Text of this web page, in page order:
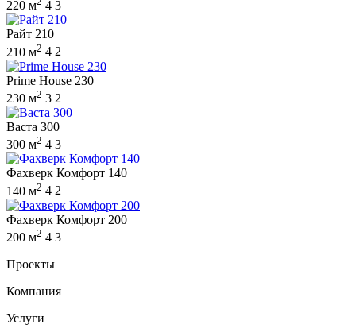
220 м
4 3
Райт 210
210 м2 4 2
Prime House 230
230 м2 3 2
Васта 300
300 м2 4 3
Фахверк Комфорт 140
140 м2 4 2
Фахверк Комфорт 200
200 м2 4 3
Проекты
Компания
Услуги